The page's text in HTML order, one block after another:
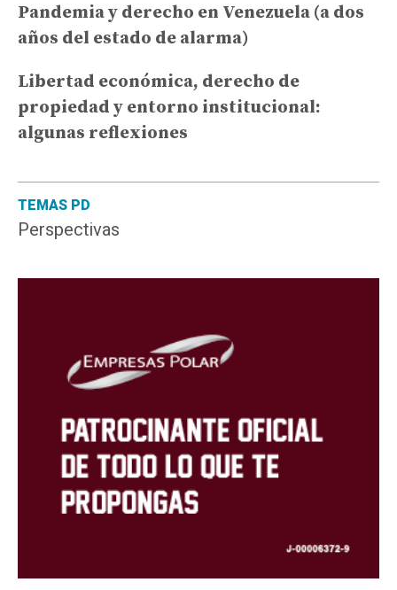
TEMAS PD
Perspectivas
Pandemia y derecho en Venezuela (a dos
años del estado de alarma)
Libertad económica, derecho de
propiedad y entorno institucional:
algunas reflexiones